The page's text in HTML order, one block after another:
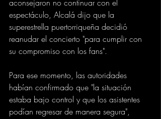
aconsejaron no continuar con el
espectáculo, Alcalá dijo que la
superestrella puertorriqueña decidió
reanudar el concierto "para cumplir con
su compromiso con los fans".
Para ese momento, las autoridades
habían confirmado que "la situación
estaba bajo control y que los asistentes
podían regresar de manera segura",